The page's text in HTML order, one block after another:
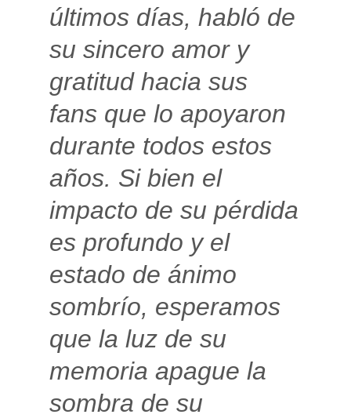
últimos días, habló de
su sincero amor y
gratitud hacia sus
fans que lo apoyaron
durante todos estos
años. Si bien el
impacto de su pérdida
es profundo y el
estado de ánimo
sombrío, esperamos
que la luz de su
memoria apague la
sombra de su